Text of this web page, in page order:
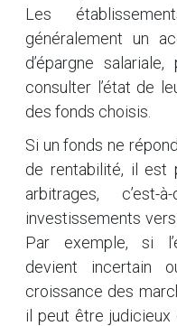
Les
généralement un
d’épargne
consulter l’état de
des fonds choisis.
Si un fonds ne
de rentabilité, il est
arbitrages,
investissements
Par exemple, si
devient incertain
croissance des
il peut être